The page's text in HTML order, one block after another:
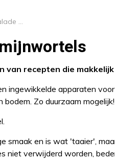
Zilvervliesrijstsalade met komijnwortels
van recepten die
ingewikkelde apparaten
Zo duurzaam mogelijk!
smaak en is wat 'taaier',
niet verwijderd worden,